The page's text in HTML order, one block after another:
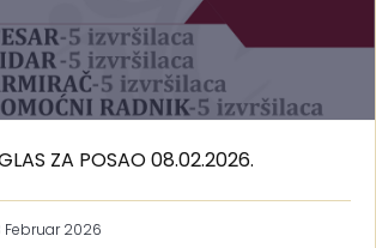
ZA POSAO 08.02.2026.
Februar 2026